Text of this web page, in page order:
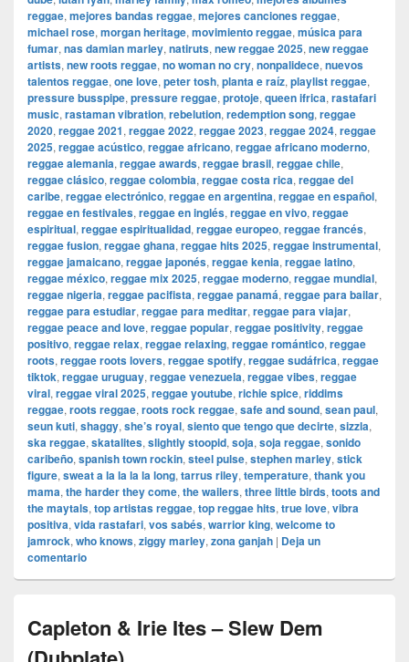
reggae, mejores bandas reggae, mejores canciones reggae,
michael rose, morgan heritage, movimiento reggae, música para
fumar, nas damian marley, natiruts, new reggae 2025, new reggae
artists, new roots reggae, no woman no cry, nonpalidece, nuevos
talentos reggae, one love, peter tosh, planta e raíz, playlist reggae,
pressure busspipe, pressure reggae, protoje, queen ifrica, rastafari
music, rastaman vibration, rebelution, redemption song, reggae
2020, reggae 2021, reggae 2022, reggae 2023, reggae 2024, reggae
2025, reggae acústico, reggae africano, reggae africano moderno,
reggae alemania, reggae awards, reggae brasil, reggae chile,
reggae clásico, reggae colombia, reggae costa rica, reggae del
caribe, reggae electrónico, reggae en argentina, reggae en español,
reggae en festivales, reggae en inglés, reggae en vivo, reggae
espiritual, reggae espiritualidad, reggae europeo, reggae francés,
reggae fusion, reggae ghana, reggae hits 2025, reggae instrumental,
reggae jamaicano, reggae japonés, reggae kenia, reggae latino,
reggae méxico, reggae mix 2025, reggae moderno, reggae mundial,
reggae nigeria, reggae pacifista, reggae panamá, reggae para bailar,
reggae para estudiar, reggae para meditar, reggae para viajar,
reggae peace and love, reggae popular, reggae positivity, reggae
positivo, reggae relax, reggae relaxing, reggae romántico, reggae
roots, reggae roots lovers, reggae spotify, reggae sudáfrica, reggae
tiktok, reggae uruguay, reggae venezuela, reggae vibes, reggae
viral, reggae viral 2025, reggae youtube, richie spice, riddims
reggae, roots reggae, roots rock reggae, safe and sound, sean paul,
seun kuti, shaggy, she’s royal, siento que tengo que decirte, sizzla,
ska reggae, skatalites, slightly stoopid, soja, soja reggae, sonido
caribeño, spanish town rockin, steel pulse, stephen marley, stick
figure, sweat a la la la la long, tarrus riley, temperature, thank you
mama, the harder they come, the wailers, three little birds, toots and
the maytals, top artistas reggae, top reggae hits, true love, vibra
positiva, vida rastafari, vos sabés, warrior king, welcome to
jamrock, who knows, ziggy marley, zona ganjah | Deja un
comentario
Capleton & Irie Ites – Slew Dem